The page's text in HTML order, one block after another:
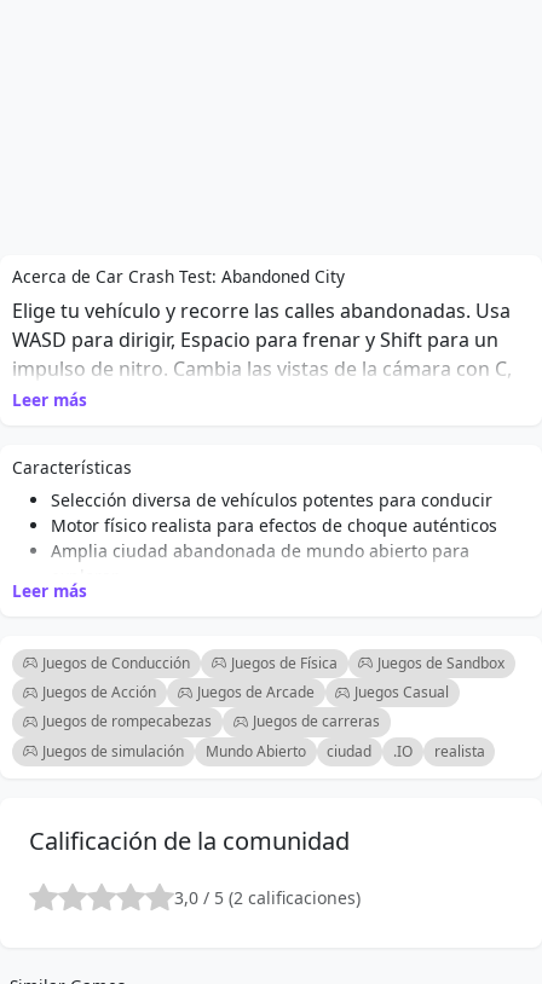
Acerca de Car Crash Test: Abandoned City
Elige tu vehículo y recorre las calles abandonadas. Usa
WASD para dirigir, Espacio para frenar y Shift para un
impulso de nitro. Cambia las vistas de la cámara con C,
repara tu coche con K y reinicia con R. Intenta ralentizar
cinematográficos. Explora libremente, experimenta con
inolvidables.
Leer más
Características
Selección diversa de vehículos potentes para conducir
Motor físico realista para efectos de choque auténticos
Amplia ciudad abandonada de mundo abierto para
Ángulos de cámara cinematográficos para vistas
Aceleración de nitro para mayor velocidad y emoción
Función de ralentización del tiempo para capturar
momentos épicos
Repara tu vehículo sobre la marcha para un juego
continuo
Leer más
Juegos de Conducción Juegos de Física
Juegos de Sandbox
Juegos de Acción
Juegos de Arcade
Juegos Casual
Juegos de rompecabezas
Juegos de carreras
Juegos de simulación
Mundo Abierto ciudad .IO realista
Calificación de la comunidad
3,0 / 5 (2 calificaciones)